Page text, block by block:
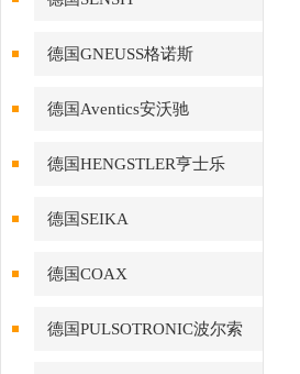
德国GNEUSS格诺斯
德国Aventics安沃驰
德国HENGSTLER亨士乐
德国SEIKA
德国COAX
德国PULSOTRONIC波尔索